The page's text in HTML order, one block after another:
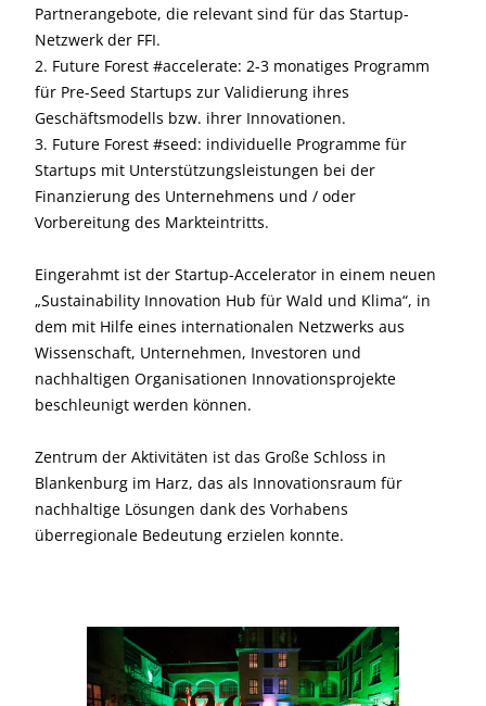
Partnerangebote, die relevant sind für das Startup-
Netzwerk der FFI.
2. Future Forest #accelerate: 2-3 monatiges Programm
für Pre-Seed Startups zur Validierung ihres
Geschäftsmodells bzw. ihrer Innovationen.
3. Future Forest #seed: individuelle Programme für
Startups mit Unterstützungsleistungen bei der
Finanzierung des Unternehmens und / oder
Vorbereitung des Markteintritts.
Eingerahmt ist der Startup-Accelerator in einem neuen
„Sustainability Innovation Hub für Wald und Klima“, in
dem mit Hilfe eines internationalen Netzwerks aus
Wissenschaft, Unternehmen, Investoren und
nachhaltigen Organisationen Innovationsprojekte
beschleunigt werden können.
Zentrum der Aktivitäten ist das Große Schloss in
Blankenburg im Harz, das als Innovationsraum für
nachhaltige Lösungen dank des Vorhabens
überregionale Bedeutung erzielen konnte.